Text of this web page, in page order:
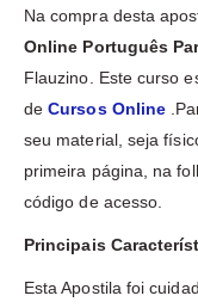
Na compra desta
Online Português
Flauzino. Este curso
deCursos Online
seu material, seja
primeira página, na
código de acesso.
Principais
Esta Apostila foi